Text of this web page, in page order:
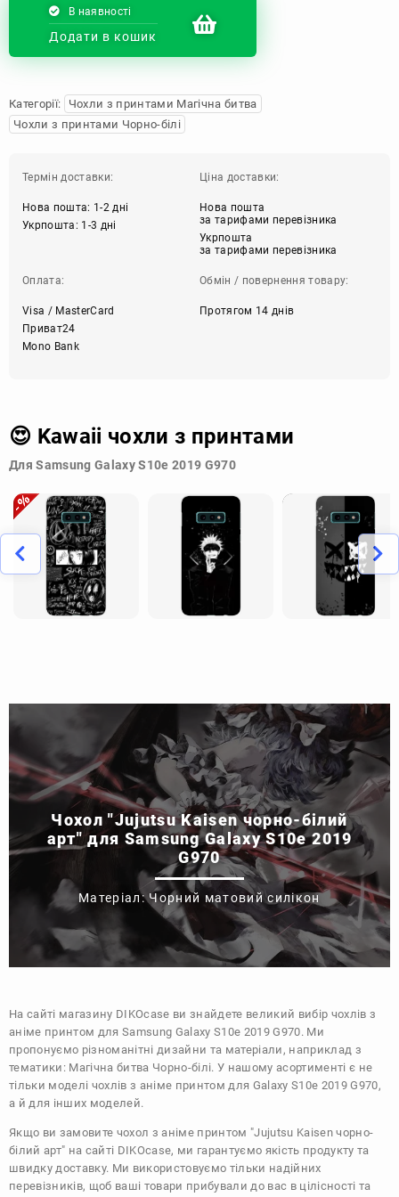
В наявності
Додати в кошик
Категорії:
Чохли з принтами Магічна битва
Чохли з принтами Чорно-білі
Термін доставки:
Нова пошта: 1-2 дні
Укрпошта: 1-3 дні
Ціна доставки:
Нова пошта
за тарифами перевізника
Укрпошта
за тарифами перевізника
Оплата:
Visa / MasterCard
Приват24
Mono Bank
Обмін / повернення товару:
Протягом 14 днів
😍 Kawaii чохли з принтами
Для Samsung Galaxy S10e 2019 G970
Чохол "Jujutsu Kaisen чорно-білий
арт" для Samsung Galaxy S10e 2019
G970
Матеріал: Чорний матовий силікон
На сайті магазину DIKOcase ви знайдете великий вибір чохлів з
аніме принтом для Samsung Galaxy S10e 2019 G970. Ми
пропонуємо різноманітні дизайни та матеріали, наприклад з
тематики: Магічна битва Чорно-білі. У нашому асортименті є не
тільки моделі чохлів з аніме принтом для Galaxy S10e 2019 G970,
а й для інших моделей.
Якщо ви замовите чохол з аніме принтом "Jujutsu Kaisen чорно-
білий арт" на сайті DIKOcase, ми гарантуємо якість продукту та
швидку доставку. Ми використовуємо тільки надійних
перевізників, щоб ваші товари прибували до вас в цілісності та